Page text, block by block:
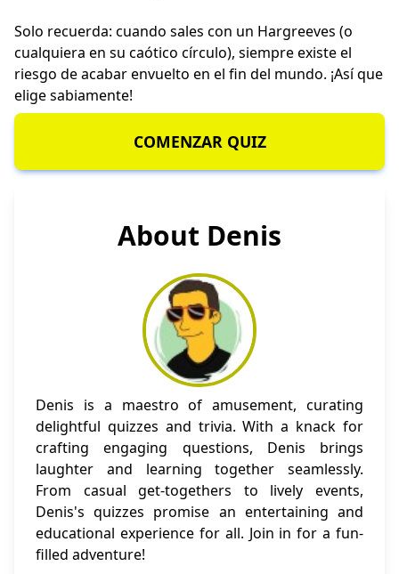
Solo recuerda: cuando sales con un Hargreeves (o
cualquiera en su caótico círculo), siempre existe el
riesgo de acabar envuelto en el fin del mundo. ¡Así que
elige sabiamente!
COMENZAR QUIZ
About Denis
Denis is a maestro of amusement, curating
delightful quizzes and trivia. With a knack for
crafting engaging questions, Denis brings
laughter and learning together seamlessly.
From casual get-togethers to lively events,
Denis's quizzes promise an entertaining and
educational experience for all. Join in for a fun-
filled adventure!